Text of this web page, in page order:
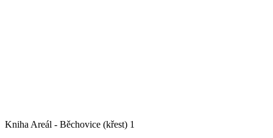
Kniha Areál - Běchovice (křest) 1